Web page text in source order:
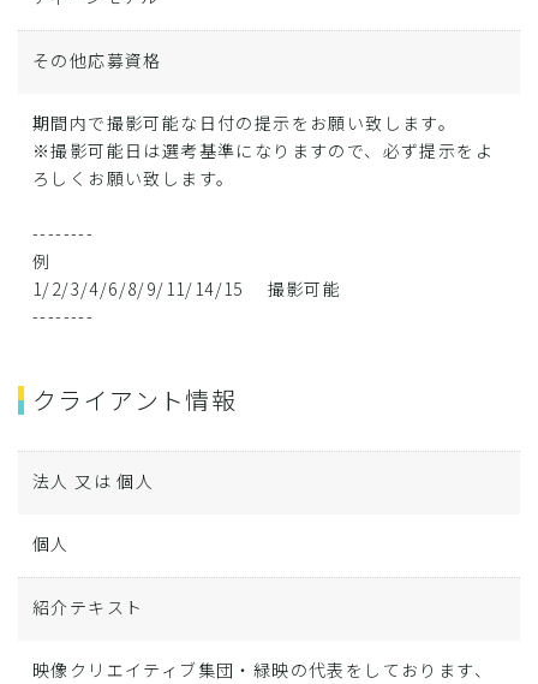
その他応募資格
期間内で撮影可能な日付の提示をお願い致します。
※撮影可能日は選考基準になりますので、必ず提示をよ
ろしくお願い致します。
--------
例
1/2/3/4/6/8/9/11/14/15 撮影可能
--------
クライアント情報
法人 又は 個人
個人
紹介テキスト
映像クリエイティブ集団・緑映の代表をしております、